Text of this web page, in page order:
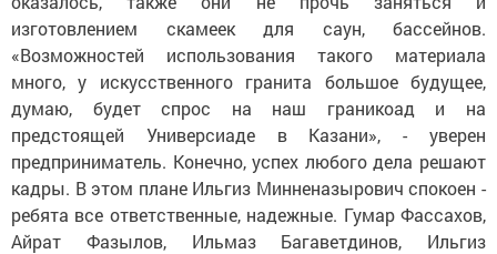
изготовлением скамеек для саун, бассейнов.
«Возможностей использования такого материала
много, у искусственного гранита большое будущее,
думаю, будет спрос на наш граникоад и на
предстоящей Универсиаде в Казани», - уверен
предприниматель. Конечно, успех любого дела решают
кадры. В этом плане Ильгиз Минненазырович спокоен -
ребята все ответственные, надежные. Гумар Фассахов,
Айрат Фазылов, Ильмаз Багаветдинов, Ильгиз